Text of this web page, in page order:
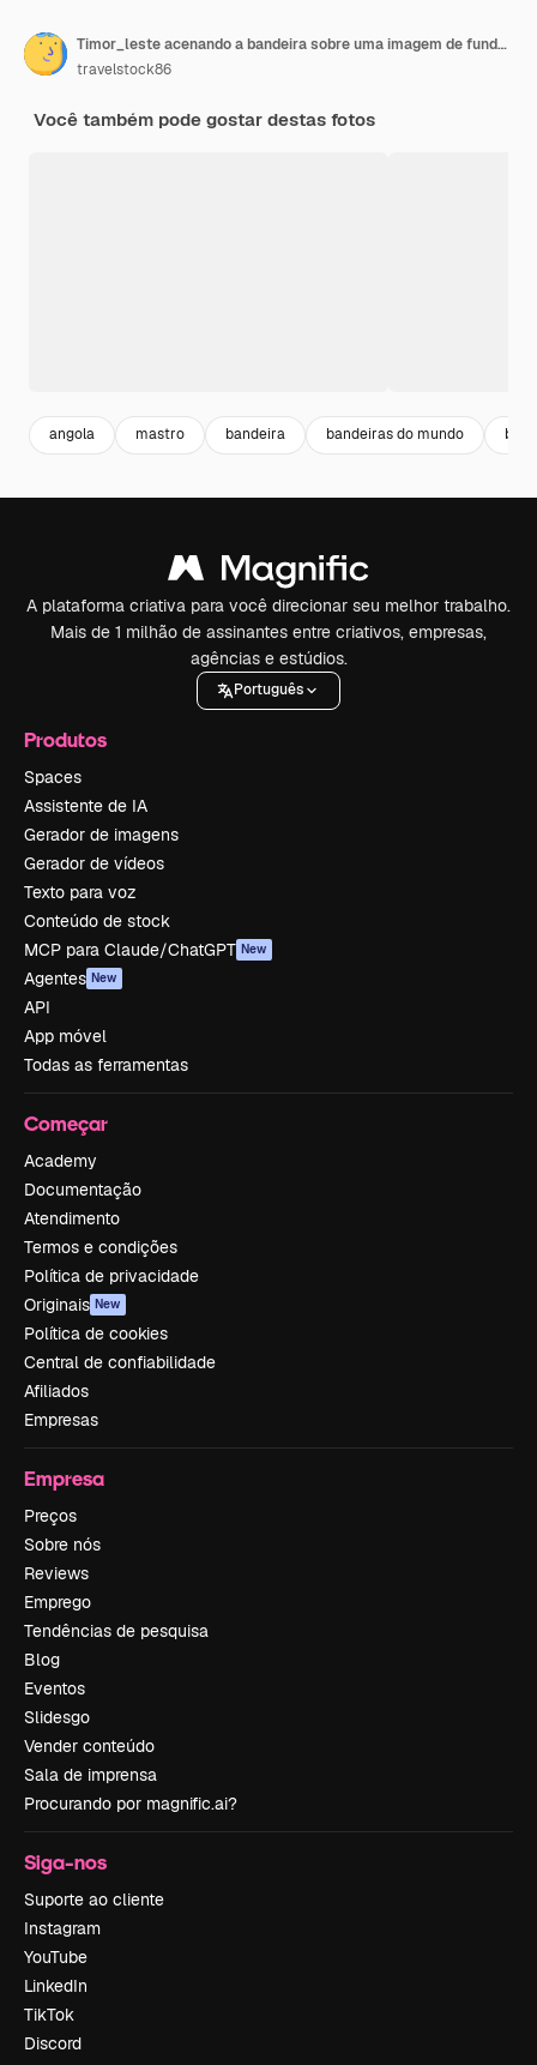
Timor_leste acenando a bandeira sobre uma imagem de fundo branco
travelstock86
Você também pode gostar destas fotos
angola mastro bandeira bandeiras do mundo
A plataforma criativa para você direcionar seu melhor trabalho.
Mais de 1 milhão de assinantes entre criativos, empresas,
agências e estúdios.
Português
Produtos
Spaces
Assistente de IA
Gerador de imagens
Gerador de vídeos
Texto para voz
Conteúdo de stock
MCP para Claude/ChatGPT New
Agentes New
API
App móvel
Todas as ferramentas
Começar
Academy
Documentação
Atendimento
Termos e condições
Política de privacidade
Originais New
Política de cookies
Central de confiabilidade
Afiliados
Empresas
Empresa
Preços
Sobre nós
Reviews
Emprego
Tendências de pesquisa
Blog
Eventos
Slidesgo
Vender conteúdo
Sala de imprensa
Procurando por magnific.ai?
Siga-nos
Suporte ao cliente
Instagram
YouTube
LinkedIn
TikTok
Discord